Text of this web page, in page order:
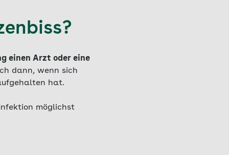
einen Arzt oder eine
dann, wenn sich
hat.
möglichst